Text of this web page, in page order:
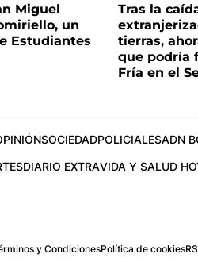
Miguel
un
Estudiantes
Tras la
tierras,
que podría
Fría en el
SOCIEDADPOLICIALESADN
DIARIO EXTRAVIDA Y SALUD
y CondicionesPolítica de cookies